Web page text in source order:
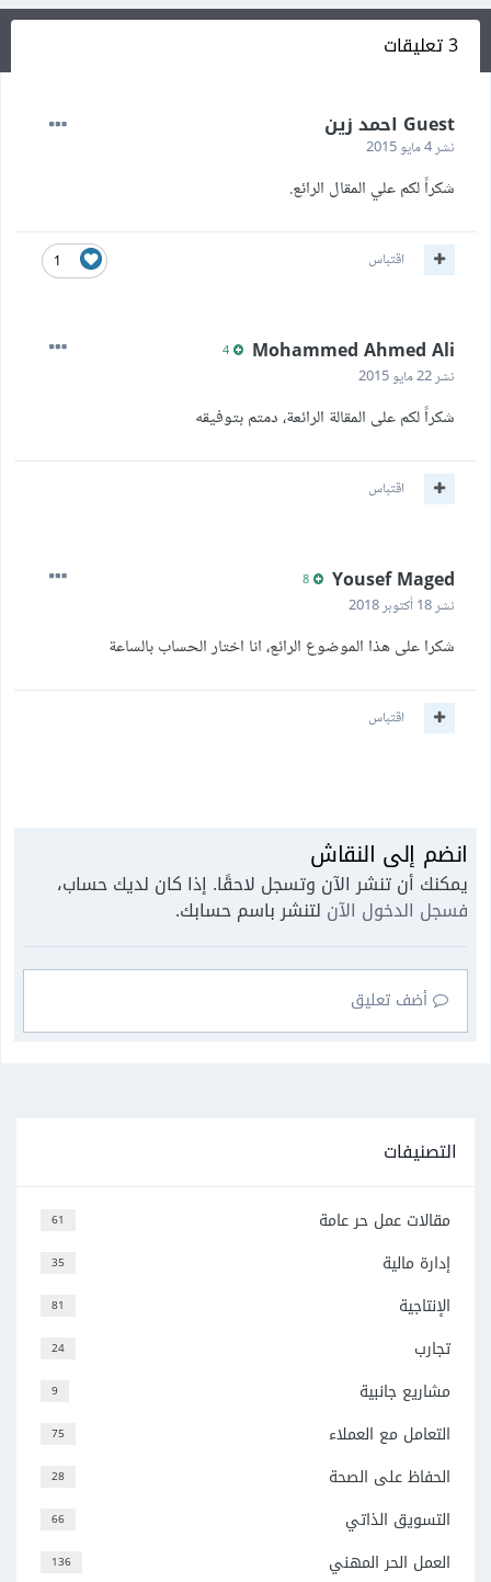
3 تعليقات
Guest احمد زين
نشر4 مايو 2015
شكراً لكم علي المقال الرائع.
1 اقتباس
Mohammed Ahmed Ali
نشر22 مايو 2015
شكراً لكم على المقالة الرائعة، دمتم بتوفيقه
اقتباس
Yousef Maged
نشر18 أكتوبر 2018
شكرا على هذا الموضوع الرائع، انا اختار الحساب بالساعة
اقتباس
انضم إلى النقاش
يمكنك أن تنشر الآن وتسجل لاحقًا. إذا كان لديك حساب،
فسجل الدخول الآن لتنشر باسم حسابك.
أضف تعليق
التصنيفات
61 مقالات عمل حر عامة
35 إدارة مالية
81 الإنتاجية
24 تجارب
9 مشاريع جانبية
75 التعامل مع العملاء
28 الحفاظ على الصحة
66 التسويق الذاتي
136 العمل الحر المهني